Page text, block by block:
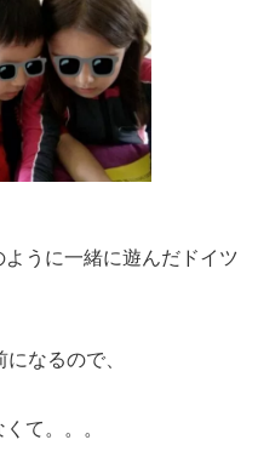
うに一緒に遊んだドイツ
なるので、
て。。。